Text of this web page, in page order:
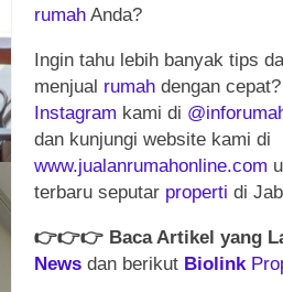
rumah Anda?
Ingin tahu lebih banyak tips
menjual rumah dengan
Instagram kami di
dan kunjungi website kami di
www.jualanrumahonline.com
terbaru seputar properti di
👉👉👉 Baca Artikel yang
News dan berikut Biolink